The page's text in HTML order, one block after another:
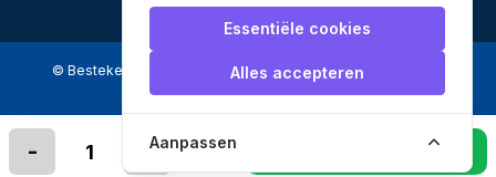
- + In winkelmandje leggen
reviews.
© Bestekenpannen.nl 2026 een webshop van
Essentiële cookies
Alles accepteren
Aanpassen